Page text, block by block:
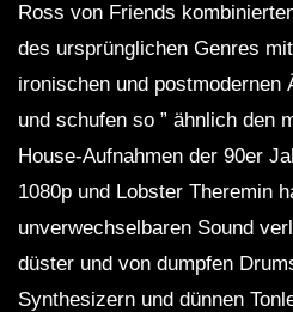
Ross von Friends
des ursprünglichen Genres
ironischen und postmodernen
und schufen so ” ähnlich den
House-Aufnahmen der 90er
1080p und Lobster Theremin
unverwechselbaren Sound
düster und von dumpfen
Synthesizern und dünnen